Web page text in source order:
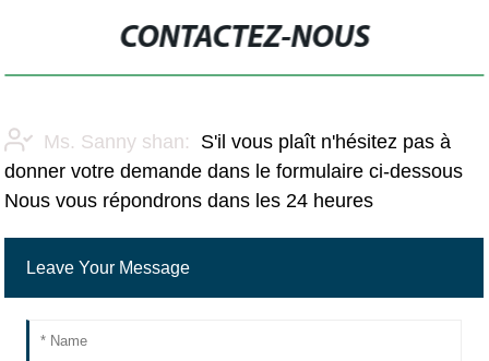
CONTACTEZ-NOUS
Ms. Sanny shan:
S'il vous plaît n'hésitez pas à
donner votre demande dans le formulaire ci-dessous
Nous vous répondrons dans les 24 heures